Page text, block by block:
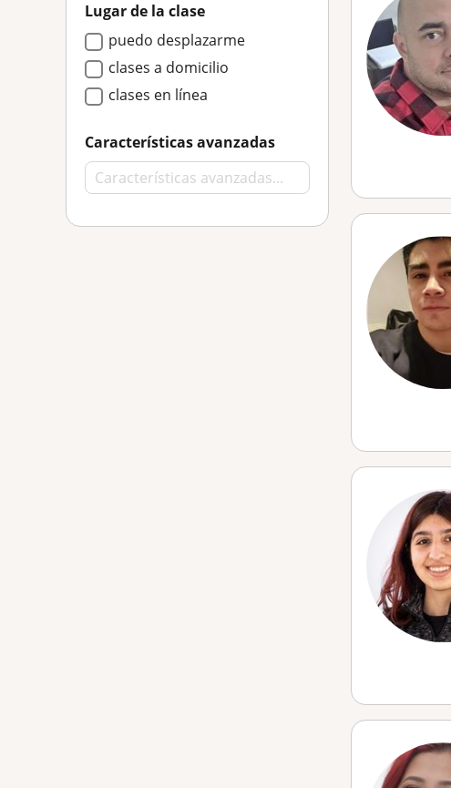
Lugar de la clase
puedo desplazarme
clases a domicilio
clases en línea
Características avanzadas